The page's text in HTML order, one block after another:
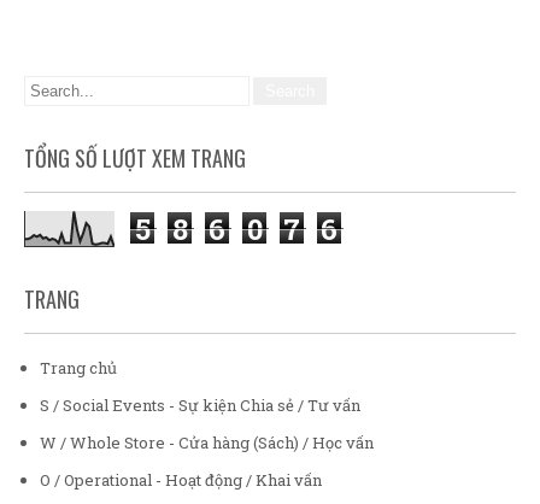
TỔNG SỐ LƯỢT XEM TRANG
5 8 6 0 7 6
TRANG
Trang chủ
S / Social Events - Sự kiện Chia sẻ / Tư vấn
W / Whole Store - Cửa hàng (Sách) / Học vấn
O / Operational - Hoạt động / Khai vấn